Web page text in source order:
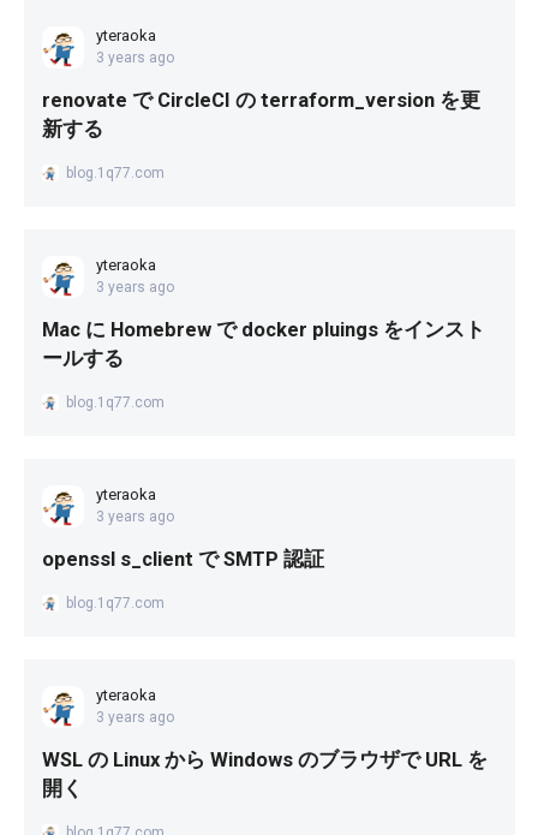
yteraoka
3 years ago
renovate で CircleCI の terraform_version を更
新する
blog.1q77.com
yteraoka
3 years ago
Mac に Homebrew で docker pluings をインスト
ールする
blog.1q77.com
yteraoka
3 years ago
openssl s_client で SMTP 認証
blog.1q77.com
yteraoka
3 years ago
WSL の Linux から Windows のブラウザで URL を
開く